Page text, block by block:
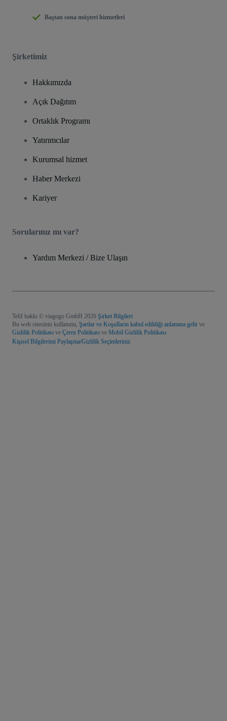
Baştan sona müşteri hizmetleri
Şirketimiz
Hakkımızda
Açık Dağıtım
Ortaklık Programı
Yatırımcılar
Kurumsal hizmet
Haber Merkezi
Kariyer
Sorularınız mı var?
Yardım Merkezi / Bize Ulaşın
Telif hakkı © viagogo GmbH 2026 Şirket Bilgileri
Bu web sitesinin kullanımı, Şartlar ve Koşulların kabul edildiği anlamına gelir ve
Gizlilik Politikası ve Çerez Politikası ve Mobil Gizlilik Politikası
Kişisel Bilgilerimi Paylaşma/Gizlilik Seçimleriniz